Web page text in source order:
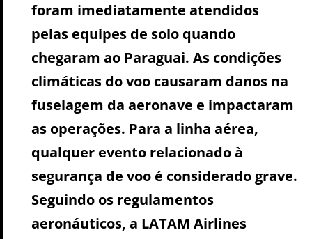
foram imediatamente atendidos
pelas equipes de solo quando
chegaram ao Paraguai. As condições
climáticas do voo causaram danos na
fuselagem da aeronave e impactaram
as operações. Para a linha aérea,
qualquer evento relacionado à
segurança de voo é considerado grave.
Seguindo os regulamentos
aeronáuticos, a LATAM Airlines